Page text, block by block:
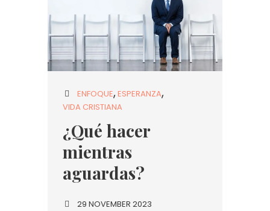
ENFOQUE ESPERANZA
VIDA CRISTIANA
¿Qué hacer
mientras
aguardas?
29 NOVEMBER 2023